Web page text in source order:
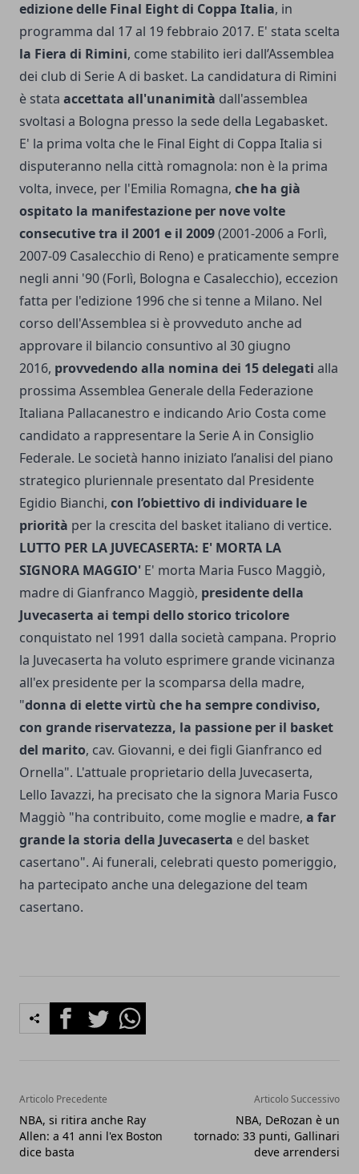
edizione delle Final Eight di Coppa Italia, in
programma dal 17 al 19 febbraio 2017. E' stata scelta
la Fiera di Rimini, come stabilito ieri dall’Assemblea
dei club di Serie A di basket. La candidatura di Rimini
è stata accettata all'unanimità dall'assemblea
svoltasi a Bologna presso la sede della Legabasket.
E' la prima volta che le Final Eight di Coppa Italia si
disputeranno nella città romagnola: non è la prima
volta, invece, per l'Emilia Romagna, che ha già
ospitato la manifestazione per nove volte
consecutive tra il 2001 e il 2009(2001-2006 a Forlì,
2007-09 Casalecchio di Reno) e praticamente sempre
negli anni '90 (Forlì, Bologna e Casalecchio), eccezion
fatta per l'edizione 1996 che si tenne a Milano. Nel
corso dell'Assemblea si è provveduto anche ad
approvare il bilancio consuntivo al 30 giugno
2016, provvedendo alla nomina dei 15 delegati alla
prossima Assemblea Generale della Federazione
Italiana Pallacanestro e indicando Ario Costa come
candidato a rappresentare la Serie A in Consiglio
Federale. Le società hanno iniziato l’analisi del piano
strategico pluriennale presentato dal Presidente
Egidio Bianchi, con l’obiettivo di individuare le
priorità per la crescita del basket italiano di vertice.
LUTTO PER LA JUVECASERTA: E' MORTA LA
SIGNORA MAGGIO' E' morta Maria Fusco Maggiò,
madre di Gianfranco Maggiò, presidente della
Juvecaserta ai tempi dello storico tricolore
conquistato nel 1991 dalla società campana. Proprio
la Juvecaserta ha voluto esprimere grande vicinanza
all'ex presidente per la scomparsa della madre,
"donna di elette virtù che ha sempre condiviso,
con grande riservatezza, la passione per il basket
del marito, cav. Giovanni, e dei figli Gianfranco ed
Ornella". L'attuale proprietario della Juvecaserta,
Lello Iavazzi, ha precisato che la signora Maria Fusco
Maggiò "ha contribuito, come moglie e madre, a far
grande la storia della Juvecaserta e del basket
casertano". Ai funerali, celebrati questo pomeriggio,
ha partecipato anche una delegazione del team
casertano.
FacebookTwitterWhatsapp
Articolo Precedente
NBA, si ritira anche Ray
Allen: a 41 anni l'ex Boston
dice basta
Articolo Successivo
NBA, DeRozan è un
tornado: 33 punti, Gallinari
deve arrendersi